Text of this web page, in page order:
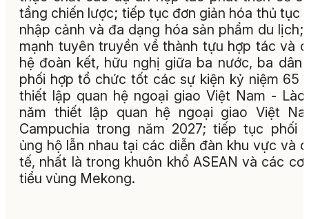
tầng chiến lược; tiếp tục đơn giản hóa thủ tục
nhập cảnh và đa dạng hóa sản phẩm du lịch;
mạnh tuyên truyền về thành tựu hợp tác và
hệ đoàn kết, hữu nghị giữa ba nước, ba dân
phối hợp tổ chức tốt các sự kiện kỷ niệm 65
thiết lập quan hệ ngoại giao Việt Nam -
năm thiết lập quan hệ ngoại giao Việt
Campuchia trong năm 2027; tiếp tục phối
ủng hộ lẫn nhau tại các diễn đàn khu vực và
tế, nhất là trong khuôn khổ ASEAN và các cơ
tiểu vùng Mekong.